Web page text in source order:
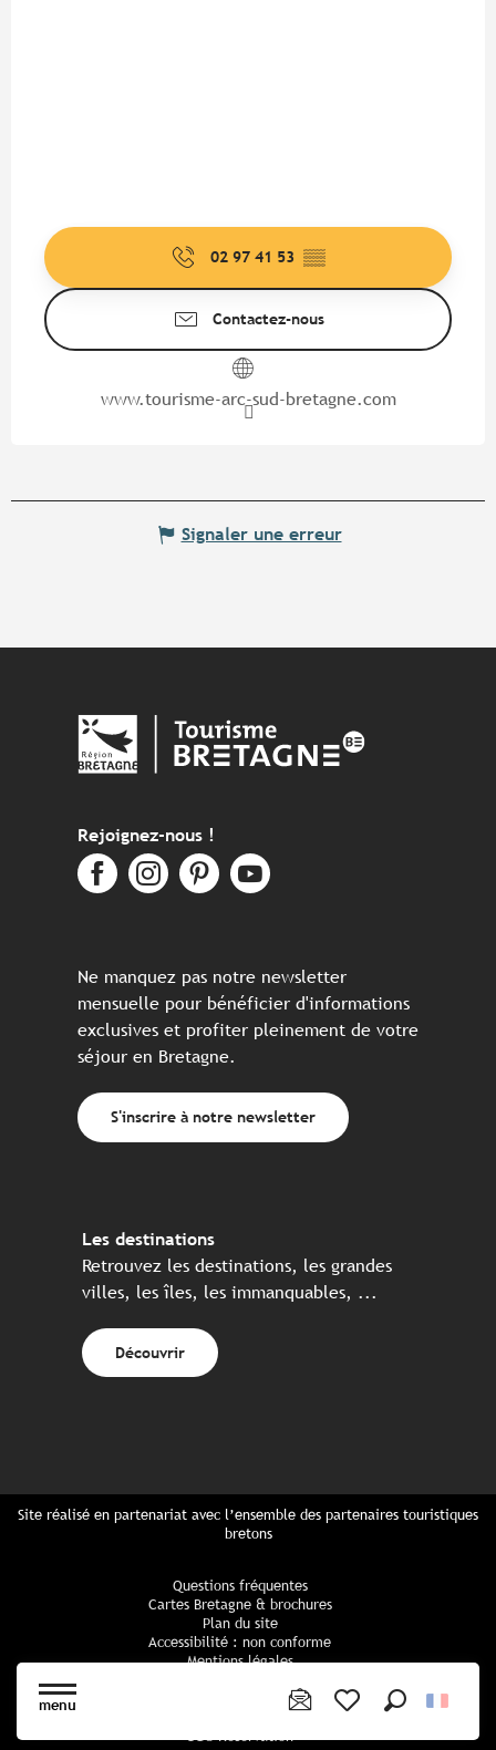
menu
02 97 41 53 ▒▒
Contactez-nous
www.tourisme-arc-sud-bretagne.com
Signaler une erreur
Rejoignez-nous !
Ne manquez pas notre newsletter
mensuelle pour bénéficier d'informations
exclusives et profiter pleinement de votre
séjour en Bretagne.
S'inscrire à notre newsletter
Les destinations
Retrouvez les destinations, les grandes
villes, les îles, les immanquables, ...
Découvrir
Site réalisé en partenariat avec l’ensemble des partenaires touristiques
bretons
Questions fréquentes
Cartes Bretagne & brochures
Plan du site
Accessibilité : non conforme
Mentions légales
Politique cookies
CGU Réservation